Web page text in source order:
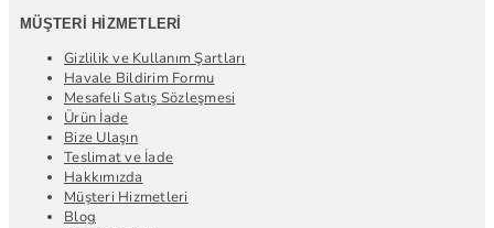
MÜŞTERI HIZMETLERI
Gizlilik ve Kullanım Şartları
Havale Bildirim Formu
Mesafeli Satış Sözleşmesi
Ürün İade
Bize Ulaşın
Teslimat ve İade
Hakkımızda
Müşteri Hizmetleri
Blog